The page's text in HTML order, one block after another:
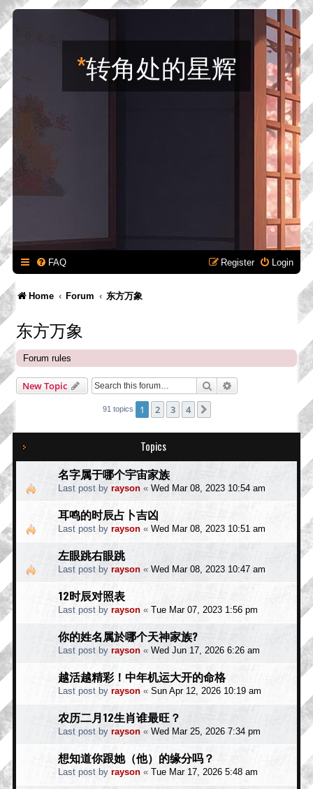
*转角处的星辉
FAQ Login
Register
Home Forum 东方万象
东方万象
Forum rules
New Topic Search Advanced search
91 topics 1 2 3 4
Topics
名字属于哪个宇宙家族
Last post by rayson « Wed Mar 08, 2023 10:54 am
耳鸣的时辰占卜吉凶
Last post by rayson « Wed Mar 08, 2023 10:51 am
左眼跳右眼跳
Last post by rayson « Wed Mar 08, 2023 10:47 am
12时辰对照表
Last post by rayson « Tue Mar 07, 2023 1:56 pm
你的姓名属於哪个天神家族?
Last post by rayson « Wed Jun 17, 2026 6:26 am
越活越精彩！中年机运大开的命格
Last post by rayson « Sun Apr 12, 2026 10:19 am
农历二月12生肖谁最旺？
Last post by rayson « Wed Mar 25, 2026 7:34 pm
想知道你跟她（他）的缘分吗？
Last post by rayson « Tue Mar 17, 2026 5:48 am